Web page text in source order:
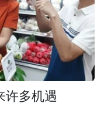
许多机遇